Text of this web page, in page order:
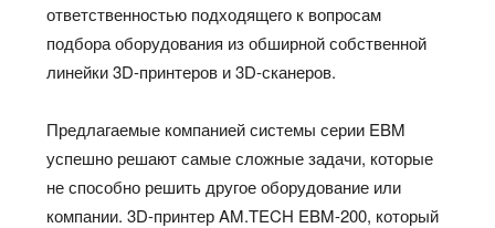
ответственностью подходящего к вопросам
подбора оборудования из обширной собственной
линейки 3D-принтеров и 3D-сканеров.
Предлагаемые компанией системы серии EBM
успешно решают самые сложные задачи, которые
не способно решить другое оборудование или
компании. 3D-принтер AM.TECH EBM-200, который